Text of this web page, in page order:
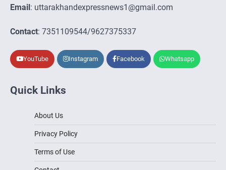
Email : uttarakhandexpressnews1@gmail.com
Contact: 7351109544/9627375337
YouTube Instagram Facebook Whatsapp
Quick Links
About Us
Privacy Policy
Terms of Use